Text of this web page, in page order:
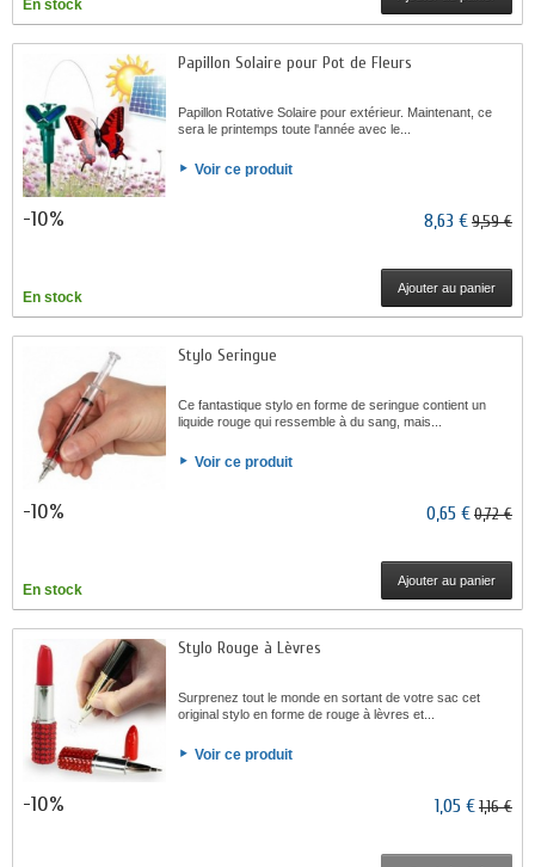
En stock
Papillon Solaire pour Pot de Fleurs
Papillon Rotative Solaire pour extérieur. Maintenant, ce
sera le printemps toute l'année avec le...
Voir ce produit
-10% 8,63 €9,59 €
En stock
Ajouter au panier
Stylo Seringue
Ce fantastique stylo en forme de seringue contient un
liquide rouge qui ressemble à du sang, mais...
Voir ce produit
-10% 0,65 €0,72 €
En stock
Ajouter au panier
Stylo Rouge à Lèvres
Surprenez tout le monde en sortant de votre sac cet
original stylo en forme de rouge à lèvres et...
Voir ce produit
-10% 1,05 €1,16 €